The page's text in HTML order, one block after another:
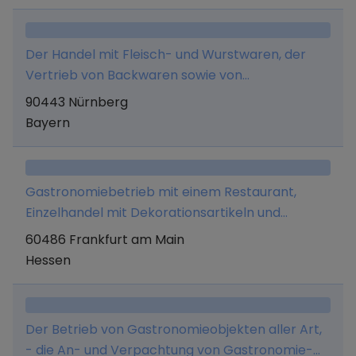
Zusammenhang mit dem Unternehmenszweck
stehen. Des Weiteren den Vertrieb von
Merchandise und Beratungsdienstleistungen
rund um das Thema finanzielle Bildung.
Der Handel mit Fleisch- und Wurstwaren, der
Vertrieb von Backwaren sowie von
Lebensmitteln in Einzelhandelsgeschäften.
90443 Nürnberg
Bayern
Gastronomiebetrieb mit einem Restaurant,
Einzelhandel mit Dekorationsartikeln und
Souvenirs, insbesondere Haushaltsprodukte
(Besteck, Geschirr, usw)
60486 Frankfurt am Main
Hessen
Der Betrieb von Gastronomieobjekten aller Art,
- die An- und Verpachtung von Gastronomie-